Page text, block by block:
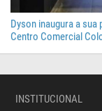
Dyson inaugura a
Centro Comercial
INSTITUCIONAL